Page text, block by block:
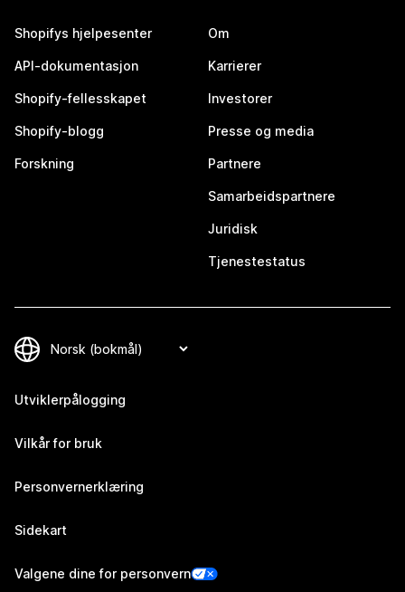
Shopifys hjelpesenter
API-dokumentasjon
Shopify-fellesskapet
Shopify-blogg
Forskning
Om
Karrierer
Investorer
Presse og media
Partnere
Samarbeidspartnere
Juridisk
Tjenestestatus
Utviklerpålogging
Vilkår for bruk
Personvernerklæring
Sidekart
Valgene dine for personvern